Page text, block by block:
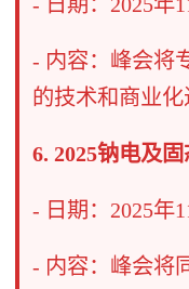
- 内容：峰会将
的技术和商业化
6. 2025钠电及
- 日期：2025年
- 内容：峰会将